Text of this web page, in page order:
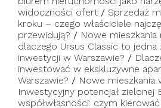
widoczności ofert / Sprzedaż
kroku – czego właściciele
przewidują? / Nowe mieszkania
dlaczego Ursus Classic to jedna
inwestycji w Warszawie? /
inwestować w ekskluzywne
Warszawie? / Nowe mieszkania
Inwestycyjny potencjał zielonej
współwłasności: czym